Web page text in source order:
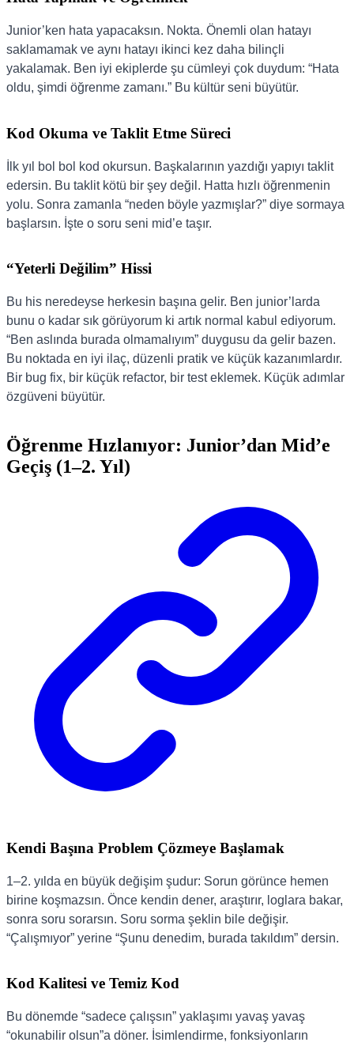
Junior’ken hata yapacaksın. Nokta. Önemli olan hatayı
saklamamak ve aynı hatayı ikinci kez daha bilinçli
yakalamak. Ben iyi ekiplerde şu cümleyi çok duydum: “Hata
oldu, şimdi öğrenme zamanı.” Bu kültür seni büyütür.
Kod Okuma ve Taklit Etme Süreci
İlk yıl bol bol kod okursun. Başkalarının yazdığı yapıyı taklit
edersin. Bu taklit kötü bir şey değil. Hatta hızlı öğrenmenin
yolu. Sonra zamanla “neden böyle yazmışlar?” diye sormaya
başlarsın. İşte o soru seni mid’e taşır.
“Yeterli Değilim” Hissi
Bu his neredeyse herkesin başına gelir. Ben junior’larda
bunu o kadar sık görüyorum ki artık normal kabul ediyorum.
“Ben aslında burada olmamalıyım” duygusu da gelir bazen.
Bu noktada en iyi ilaç, düzenli pratik ve küçük kazanımlardır.
Bir bug fix, bir küçük refactor, bir test eklemek. Küçük adımlar
özgüveni büyütür.
Öğrenme Hızlanıyor: Junior’dan Mid’e
Geçiş (1–2. Yıl)
Kendi Başına Problem Çözmeye Başlamak
1–2. yılda en büyük değişim şudur: Sorun görünce hemen
birine koşmazsın. Önce kendin dener, araştırır, loglara bakar,
sonra soru sorarsın. Soru sorma şeklin bile değişir.
“Çalışmıyor” yerine “Şunu denedim, burada takıldım” dersin.
Kod Kalitesi ve Temiz Kod
Bu dönemde “sadece çalışsın” yaklaşımı yavaş yavaş
“okunabilir olsun”a döner. İsimlendirme, fonksiyonların